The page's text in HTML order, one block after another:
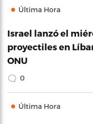
Última Hora
Israel lanzó el
proyectiles en
ONU
0
Última Hora